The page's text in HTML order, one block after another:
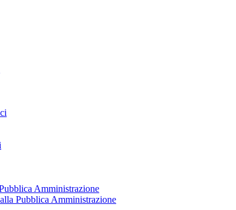
Amministrazione
Pubblica Amministrazione